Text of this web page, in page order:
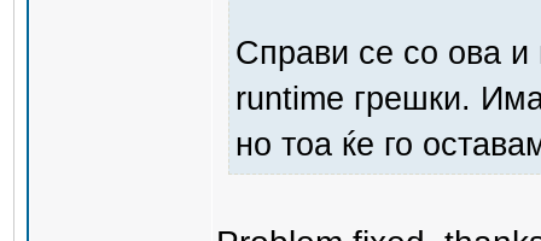
Справи се со ова
runtime грешки.
но тоа ќе го